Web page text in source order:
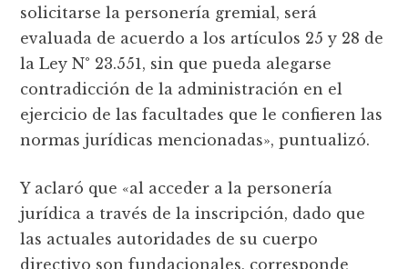
solicitarse la personería gremial, será
evaluada de acuerdo a los artículos 25 y 28 de
la Ley N° 23.551, sin que pueda alegarse
contradicción de la administración en el
ejercicio de las facultades que le confieren las
normas jurídicas mencionadas», puntualizó.
Y aclaró que «al acceder a la personería
jurídica a través de la inscripción, dado que
las actuales autoridades de su cuerpo
directivo son fundacionales, corresponde